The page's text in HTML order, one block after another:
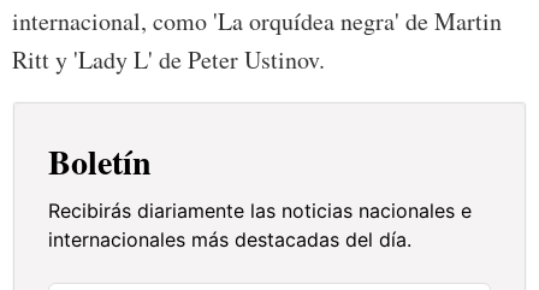
internacional, como 'La orquídea negra' de Martin
Ritt y 'Lady L' de Peter Ustinov.
Boletín
Recibirás diariamente las noticias nacionales e
internacionales más destacadas del día.